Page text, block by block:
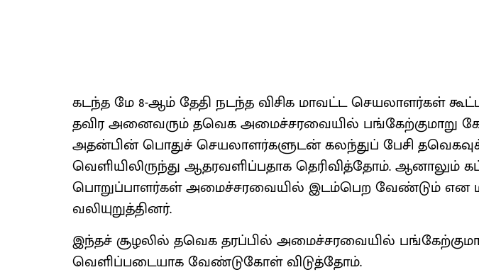
கடந்த மே 8-ஆம் தேதி நடந்த விசிக மாவட்ட செயலாளர்கள்
தவிர அனைவரும் தவெக அமைச்சரவையில் பங்கேற்குமாறு
அதன்பின் பொதுச் செயலாளர்களுடன் கலந்துப் பேசி
வெளியிலிருந்து ஆதரவளிப்பதாக தெரிவித்தோம். ஆனாலும்
பொறுப்பாளர்கள் அமைச்சரவையில் இடம்பெற வேண்டும் என
வலியுறுத்தினர்.
இந்தச் சூழலில் தவெக தரப்பில் அமைச்சரவையில்
வெளிப்படையாக வேண்டுகோள் விடுத்தோம்.